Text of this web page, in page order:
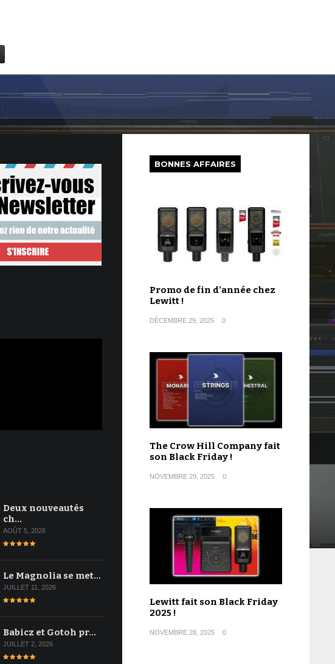
Deux nouveautés
ch…
AOÛT 5, 2026
Le Magnolia se met…
JUILLET 11, 2026
Babicz et Gotoh pr…
JUILLET 2, 2026
BONNES AFFAIRES
Promo de fin d'année chez
Lewitt !
DÉCEMBRE 29, 2025 0
The Crow Hill Company fait
son Black Friday !
NOVEMBRE 29, 2025 0
Lewitt fait son Black Friday
2025 !
NOVEMBRE 28, 2025 0